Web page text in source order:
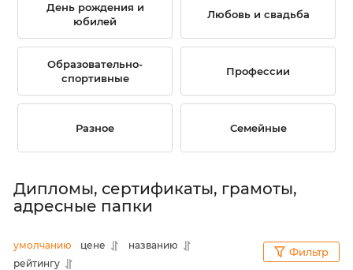
День рождения и
юбилей
Любовь и свадьба
Образовательно-
спортивные
Профессии
Разное Семейные
Дипломы, сертификаты, грамоты,
адресные папки
умолчанию цене
названию
рейтингу
Фильтр